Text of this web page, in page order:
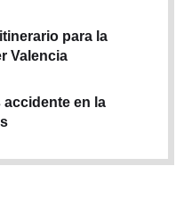
para la
Valencia
en la